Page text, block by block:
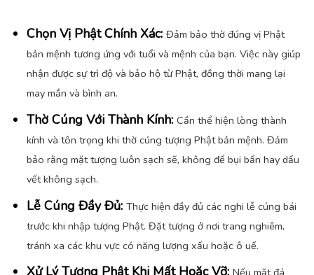
Chọn Vị Phật Chính Xác:Đảm bảo thờ đúng vị Phật
bản mệnh tương ứng với tuổi và mệnh của bạn. Việc này giúp
nhận được sự trì độ và bảo hộ từ Phật, đồng thời mang lại
may mắn và bình an.
Thờ Cúng Với Thành Kính:Cần thể hiện lòng thành
kính và tôn trọng khi thờ cúng tượng Phật bản mệnh. Đảm
bảo rằng mặt tượng luôn sạch sẽ, không để bụi bẩn hay dấu
vết không sạch.
Lễ Cúng Đầy Đủ:Thực hiện đầy đủ các nghi lễ cúng bái
trước khi nhập tượng Phật. Đặt tượng ở nơi trang nghiêm,
tránh xa các khu vực có năng lượng xấu hoặc ô uế.